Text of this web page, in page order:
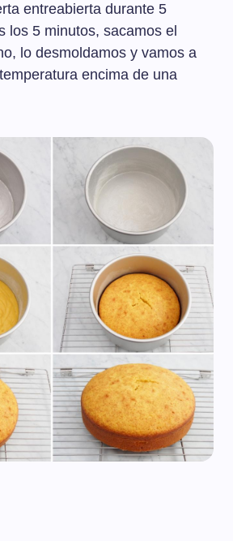
entreabierta durante 5
los 5 minutos, sacamos el
lo desmoldamos y vamos a
encima de una